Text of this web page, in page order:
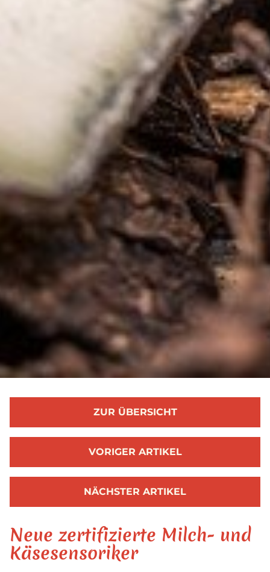
ZUR ÜBERSICHT
VORIGER ARTIKEL
NÄCHSTER ARTIKEL
Neue zertifizierte Milch- und
Käsesensoriker